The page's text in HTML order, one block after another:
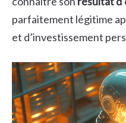
parfaitement légitime
et d’investissement